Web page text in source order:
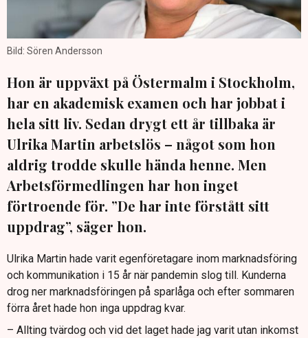
Bild: Sören Andersson
Hon är uppväxt på Östermalm i Stockholm,
har en akademisk examen och har jobbat i
hela sitt liv. Sedan drygt ett år tillbaka är
Ulrika Martin arbetslös – något som hon
aldrig trodde skulle hända henne. Men
Arbetsförmedlingen har hon inget
förtroende för. ”De har inte förstått sitt
uppdrag”, säger hon.
Ulrika Martin hade varit egenföretagare inom marknadsföring
och kommunikation i 15 år när pandemin slog till. Kunderna
drog ner marknadsföringen på sparlåga och efter sommaren
förra året hade hon inga uppdrag kvar.
– Allting tvärdog och vid det laget hade jag varit utan inkomst